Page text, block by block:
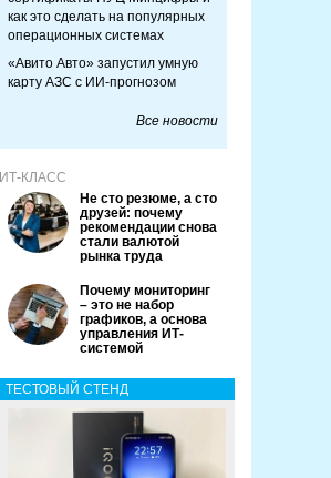
как это сделать на популярных
операционных системах
«Авито Авто» запустил умную
карту АЗС с ИИ-прогнозом
Все новости
ИТ-КЛАСС
Не сто резюме, а сто
друзей: почему
рекомендации снова
стали валютой
рынка труда
Почему мониторинг
– это не набор
графиков, а основа
управления ИТ-
системой
ТЕСТОВЫЙ СТЕНД